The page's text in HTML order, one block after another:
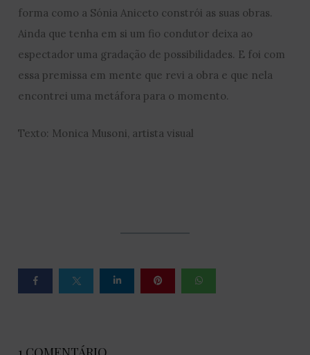
forma como a Sónia Aniceto constrói as suas obras.
Ainda que tenha em si um fio condutor deixa ao
espectador uma gradação de possibilidades. E foi com
essa premissa em mente que revi a obra e que nela
encontrei uma metáfora para o momento.
Texto: Monica Musoni, artista visual